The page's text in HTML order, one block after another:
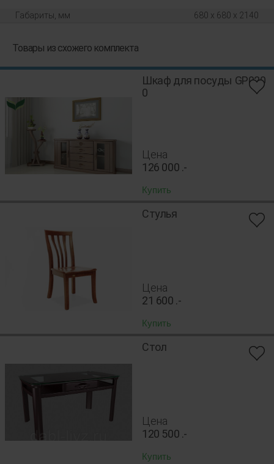
Габариты, мм 680 x 680 x 2140
Товары из схожего комплекта
Шкаф для посуды GP020
0
Цена
126 000 .-
Купить
Стулья
Цена
21 600 .-
Купить
Стол
Цена
120 500 .-
Купить